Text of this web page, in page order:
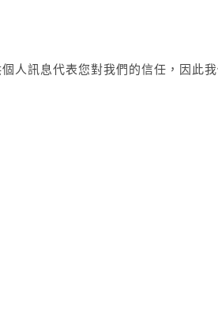
人訊息代表您對我們的信任，因此